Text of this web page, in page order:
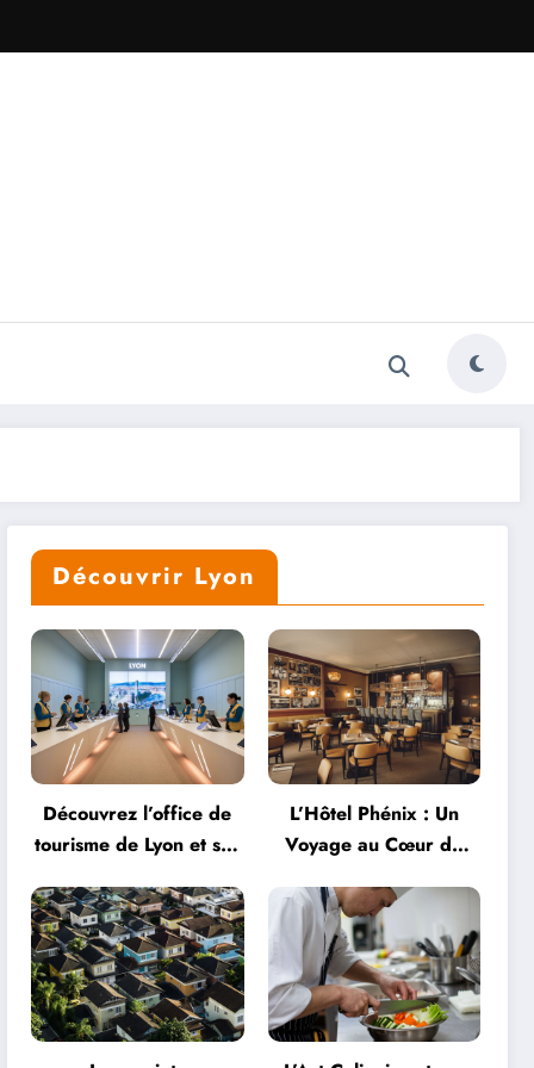
Découvrir Lyon
Découvrez l’office de
tourisme de Lyon et ses
L’Hôtel Phénix : Un
Voyage au Cœur de